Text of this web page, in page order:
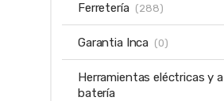
Ferretería (288)
Garantia Inca (0)
Herramientas eléctricas y a
batería